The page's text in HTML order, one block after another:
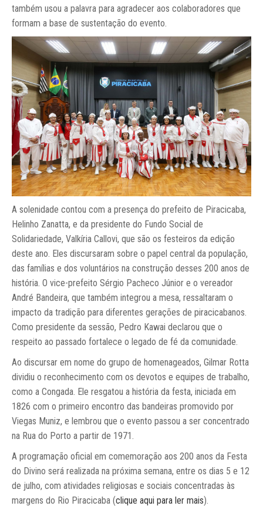
também usou a palavra para agradecer aos colaboradores que
formam a base de sustentação do evento.
A solenidade contou com a presença do prefeito de Piracicaba,
Helinho Zanatta, e da presidente do Fundo Social de
Solidariedade, Valkíria Callovi, que são os festeiros da edição
deste ano. Eles discursaram sobre o papel central da população,
das famílias e dos voluntários na construção desses 200 anos de
história. O vice-prefeito Sérgio Pacheco Júnior e o vereador
André Bandeira, que também integrou a mesa, ressaltaram o
impacto da tradição para diferentes gerações de piracicabanos.
Como presidente da sessão, Pedro Kawai declarou que o
respeito ao passado fortalece o legado de fé da comunidade.
Ao discursar em nome do grupo de homenageados, Gilmar Rotta
dividiu o reconhecimento com os devotos e equipes de trabalho,
como a Congada. Ele resgatou a história da festa, iniciada em
1826 com o primeiro encontro das bandeiras promovido por
Viegas Muniz, e lembrou que o evento passou a ser concentrado
na Rua do Porto a partir de 1971.
A programação oficial em comemoração aos 200 anos da Festa
do Divino será realizada na próxima semana, entre os dias 5 e 12
de julho, com atividades religiosas e sociais concentradas às
margens do Rio Piracicaba (clique aqui para ler mais).